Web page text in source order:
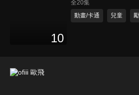
10
全20集
動畫/卡通
兒童